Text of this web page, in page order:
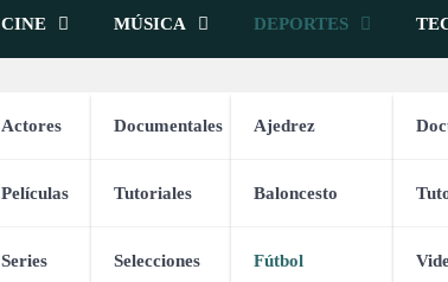
CINE
Actores
Películas
Series
MÚSICA
Documentales
Tutoriales
Selecciones
DEPORTES
Ajedrez
Baloncesto
Fútbol